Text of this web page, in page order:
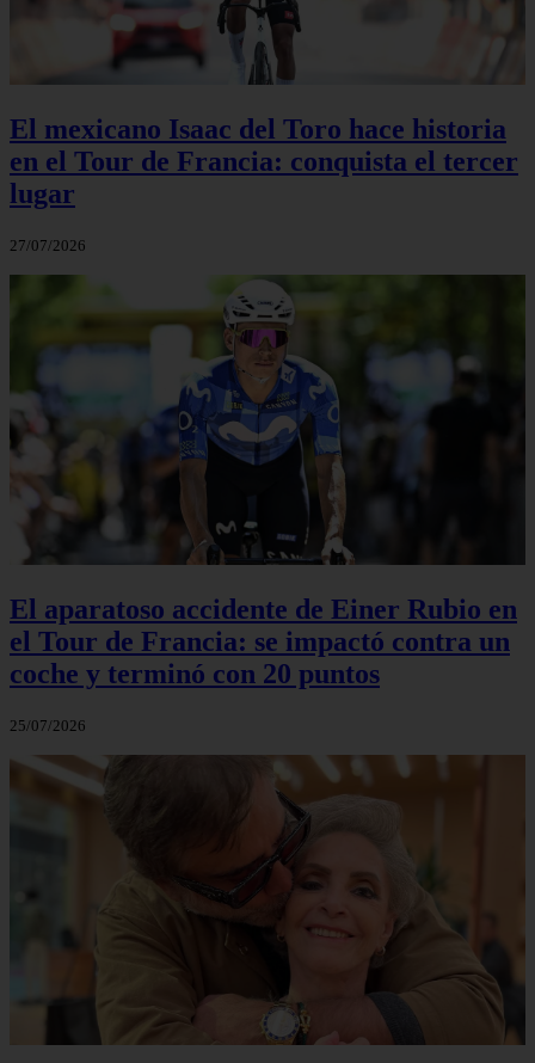
El mexicano Isaac del Toro hace historia
en el Tour de Francia: conquista el tercer
lugar
27/07/2026
El aparatoso accidente de Einer Rubio en
el Tour de Francia: se impactó contra un
coche y terminó con 20 puntos
25/07/2026